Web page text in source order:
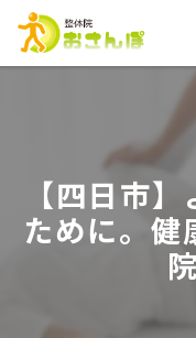
【四日市
ために。健